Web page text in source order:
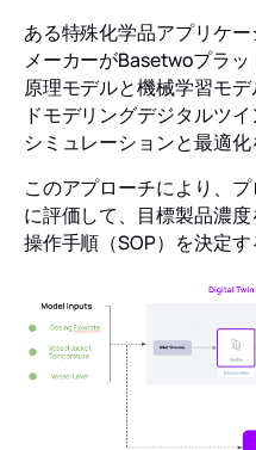
ある特殊化学品アプリケ
メーカーがBasetwoプラ
原理モデルと機械学習モ
ドモデリングデジタルツ
シミュレーションと最適化
このアプローチにより、
に評価して、目標製品濃
操作手順（SOP）を決定